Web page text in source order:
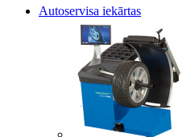
Autoservisa iekārtas